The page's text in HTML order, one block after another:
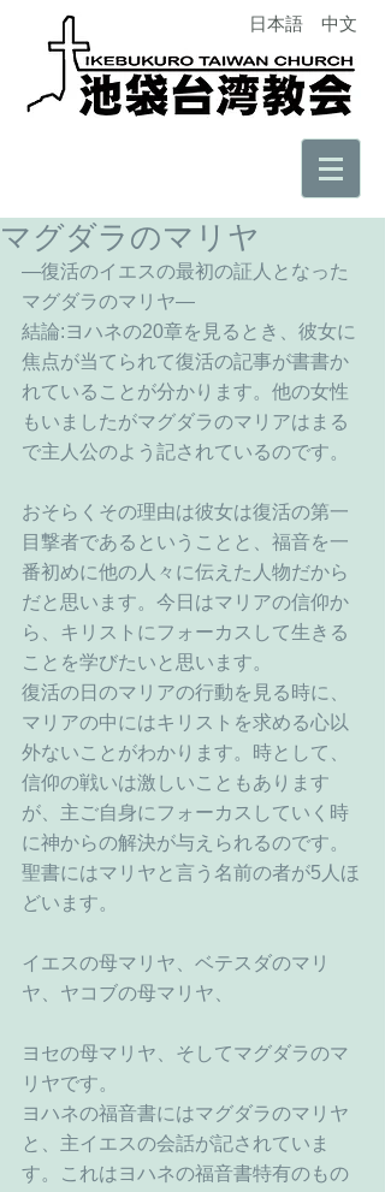
日本語 中文
マグダラのマリヤ
―復活のイエスの最初の証人となった
マグダラのマリヤ―
結論:ヨハネの20章を見るとき、彼女に
焦点が当てられて復活の記事が書書か
れていることが分かります。他の女性
もいましたがマグダラのマリアはまる
で主人公のよう記されているのです。
おそらくその理由は彼女は復活の第一
目撃者であるということと、福音を一
番初めに他の人々に伝えた人物だから
だと思います。今日はマリアの信仰か
ら、キリストにフォーカスして生きる
ことを学びたいと思います。
復活の日のマリアの行動を見る時に、
マリアの中にはキリストを求める心以
外ないことがわかります。時として、
信仰の戦いは激しいこともあります
が、主ご自身にフォーカスしていく時
に神からの解決が与えられるのです。
聖書にはマリヤと言う名前の者が5人ほ
どいます。
イエスの母マリヤ、ベテスダのマリ
ヤ、ヤコブの母マリヤ、
ヨセの母マリヤ、そしてマグダラのマ
リヤです。
ヨハネの福音書にはマグダラのマリヤ
と、主イエスの会話が記されていま
す。これはヨハネの福音書特有のもの